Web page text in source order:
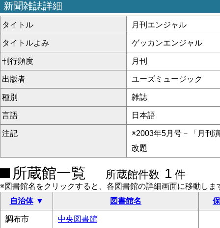
新聞雑誌詳細
タイトル 月刊エンジャル
タイトルよみ ゲッカンエンジャル
刊行頻度 月刊
出版者 ユーズミュージック
種別 雑誌
言語 日本語
注記
※2003年5月号－「月刊
改題
所蔵館一覧 所蔵館件数 1 件
※図書館名をクリックすると、各図書館の詳細画面に移動しま
自治体
図書館名
調布市 中央図書館